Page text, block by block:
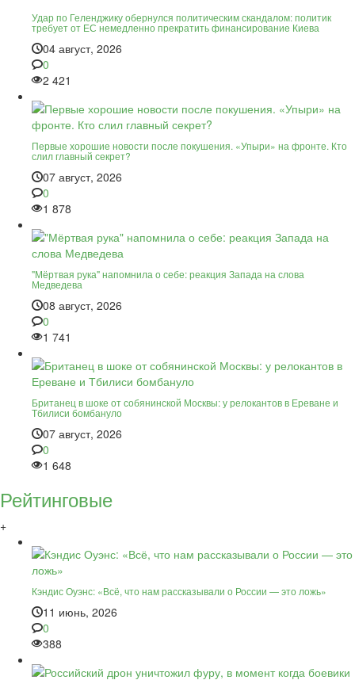
Удар по Геленджику обернулся политическим скандалом: политик
требует от ЕС немедленно прекратить финансирование Киева
04 август, 2026
0
2 421
Первые хорошие новости после покушения. «Упыри» на фронте. Кто
слил главный секрет?
07 август, 2026
0
1 878
"Мёртвая рука" напомнила о себе: реакция Запада на слова
Медведева
08 август, 2026
0
1 741
Британец в шоке от собянинской Москвы: у релокантов в Ереване и
Тбилиси бомбануло
07 август, 2026
0
1 648
Рейтинговые
+
Кэндис Оуэнс: «Всё, что нам рассказывали о России — это ложь»
11 июнь, 2026
0
388